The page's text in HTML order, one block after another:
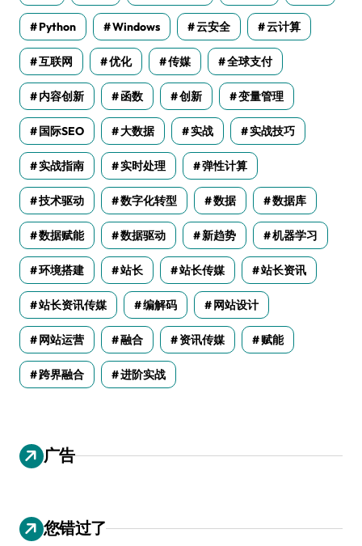
Python Windows 云安全 云计算
互联网 优化 传媒 全球支付
内容创新 函数 创新 变量管理
国际SEO 大数据 实战 实战技巧
实战指南 实时处理 弹性计算
技术驱动 数字化转型 数据 数据库
数据赋能 数据驱动 新趋势 机器学习
环境搭建 站长 站长传媒 站长资讯
站长资讯传媒 编解码 网站设计
网站运营 融合 资讯传媒 赋能
跨界融合 进阶实战
广告
您错过了